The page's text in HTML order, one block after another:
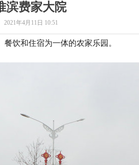
滨费家大院
饮和住宿为一体的农家乐园。
2021年4月11日 10:51